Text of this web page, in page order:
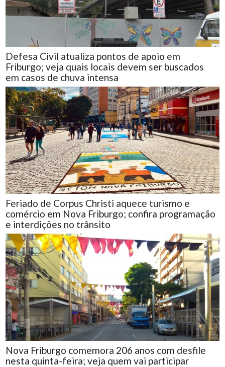
Defesa Civil atualiza pontos de apoio em
Friburgo; veja quais locais devem ser buscados
em casos de chuva intensa
Feriado de Corpus Christi aquece turismo e
comércio em Nova Friburgo; confira programação
e interdições no trânsito
Nova Friburgo comemora 206 anos com desfile
nesta quinta-feira; veja quem vai participar